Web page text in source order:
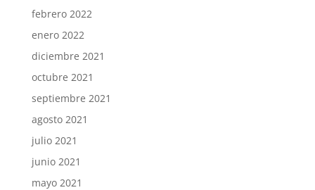
febrero 2022
enero 2022
diciembre 2021
octubre 2021
septiembre 2021
agosto 2021
julio 2021
junio 2021
mayo 2021